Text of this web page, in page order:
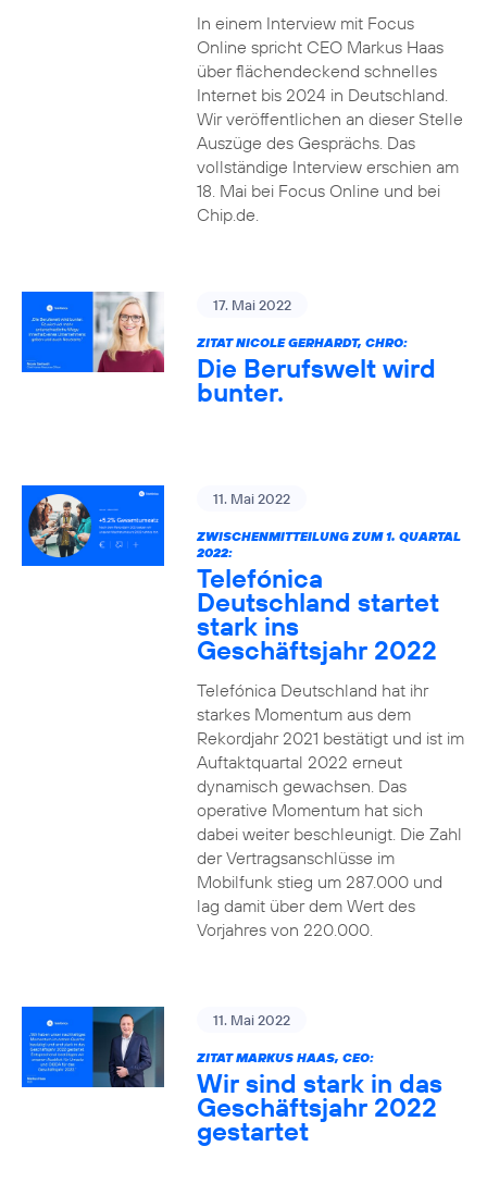
In einem Interview mit Focus
Online spricht CEO Markus Haas
über flächendeckend schnelles
Internet bis 2024 in Deutschland.
Wir veröffentlichen an dieser Stelle
Auszüge des Gesprächs. Das
vollständige Interview erschien am
18. Mai bei Focus Online und bei
Chip.de.
17. Mai 2022
ZITAT NICOLE GERHARDT, CHRO:
Die Berufswelt wird
bunter.
11. Mai 2022
ZWISCHENMITTEILUNG ZUM 1. QUARTAL
2022:
Telefónica
Deutschland startet
stark ins
Geschäftsjahr 2022
Telefónica Deutschland hat ihr
starkes Momentum aus dem
Rekordjahr 2021 bestätigt und ist im
Auftaktquartal 2022 erneut
dynamisch gewachsen. Das
operative Momentum hat sich
dabei weiter beschleunigt. Die Zahl
der Vertragsanschlüsse im
Mobilfunk stieg um 287.000 und
lag damit über dem Wert des
Vorjahres von 220.000.
11. Mai 2022
ZITAT MARKUS HAAS, CEO:
Wir sind stark in das
Geschäftsjahr 2022
gestartet